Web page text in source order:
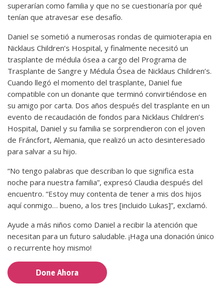
superarían como familia y que no se cuestionaría por qué
tenían que atravesar ese desafío.
Daniel se sometió a numerosas rondas de quimioterapia en
Nicklaus Children’s Hospital, y finalmente necesitó un
trasplante de médula ósea a cargo del Programa de
Trasplante de Sangre y Médula Ósea de Nicklaus Children’s.
Cuando llegó el momento del trasplante, Daniel fue
compatible con un donante que terminó convirtiéndose en
su amigo por carta. Dos años después del trasplante en un
evento de recaudación de fondos para Nicklaus Children’s
Hospital, Daniel y su familia se sorprendieron con el joven
de Fráncfort, Alemania, que realizó un acto desinteresado
para salvar a su hijo.
“No tengo palabras que describan lo que significa esta
noche para nuestra familia”, expresó Claudia después del
encuentro. “Estoy muy contenta de tener a mis dos hijos
aquí conmigo… bueno, a los tres [incluido Lukas]”, exclamó.
Ayude a más niños como Daniel a recibir la atención que
necesitan para un futuro saludable. ¡Haga una donación único
o recurrente hoy mismo!
Done Ahora